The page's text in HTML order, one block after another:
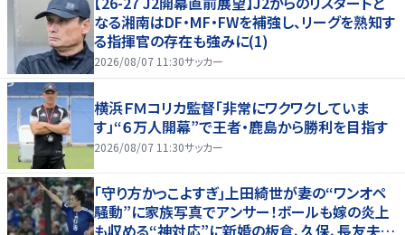
なる湘南はDF・MF・FWを補強し、リーグを熟知す
る指揮官の存在も強みに(1)
2026/08/07 11:30サッカー
横浜ＦＭコリカ監督「非常にワクワクしていま
す」“６万人開幕”で王者・鹿島から勝利を目指す
2026/08/07 11:30サッカー
｢守り方かっこよすぎ｣上田綺世が妻の“ワンオペ
騒動”に家族写真でアンサー！ボールも嫁の炎上